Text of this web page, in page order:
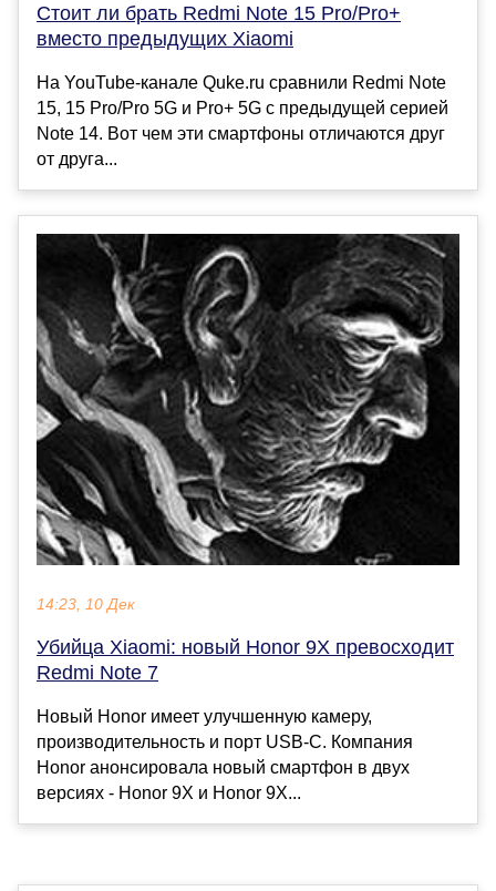
Стоит ли брать Redmi Note 15 Pro/Pro+
вместо предыдущих Xiaomi
На YouTube-канале Quke.ru сравнили Redmi Note
15, 15 Pro/Pro 5G и Pro+ 5G с предыдущей серией
Note 14. Вот чем эти смартфоны отличаются друг
от друга...
14:23, 10 Дек
Убийца Xiaomi: новый Honor 9X превосходит
Redmi Note 7
Новый Honor имеет улучшенную камеру,
производительность и порт USB-C. Компания
Honor анонсировала новый смартфон в двух
версиях - Honor 9X и Honor 9X...